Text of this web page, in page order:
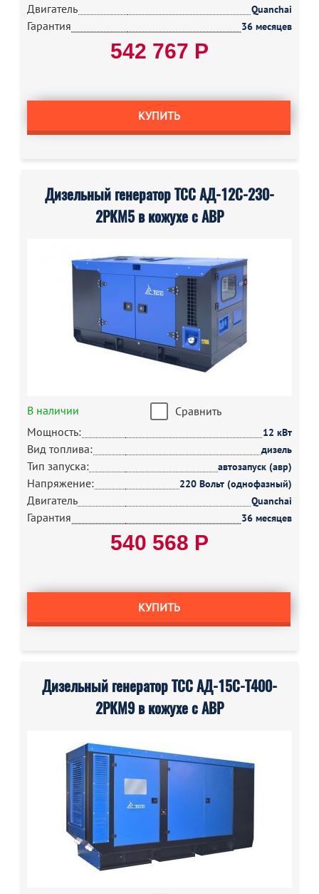
Двигатель Quanchai
Гарантия 36 месяцев
542 767 Р
КУПИТЬ
Дизельный генератор ТСС АД-12С-230-
2РКМ5 в кожухе с АВР
В наличии
Сравнить
Мощность:
12 кВт
Вид топлива: дизель
Тип запуска: автозапуск (авр)
Напряжение: 220 Вольт (однофазный)
Двигатель Quanchai
Гарантия 36 месяцев
540 568 Р
КУПИТЬ
Дизельный генератор ТСС АД-15С-Т400-
2РКМ9 в кожухе с АВР